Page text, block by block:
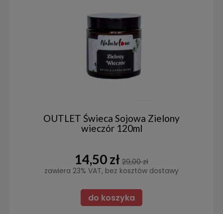
OUTLET Świeca Sojowa Zielony
wieczór 120ml
14,50 zł 29,00 zł
zawiera 23% VAT, bez kosztów dostawy
do koszyka